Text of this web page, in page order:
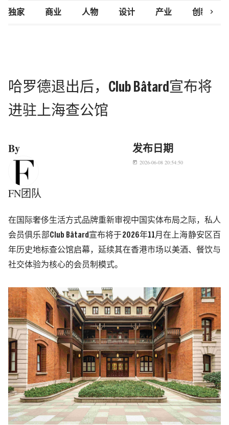
独家 商业 人物 设计 产业 创新研究
chevron_right
哈罗德退出后，Club Bâtard宣布将
进驻上海查公馆
By
FN团队
发布日期
today 2026-06-08 20:54:50
在国际奢侈生活方式品牌重新审视中国实体布局之际，私人
会员俱乐部Club Bâtard 宣布将于2026年11月在上海静安区百
年历史地标查公馆启幕，延续其在香港市场以美酒、餐饮与
社交体验为核心的会员制模式。